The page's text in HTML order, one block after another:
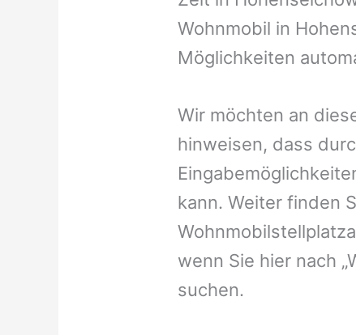
Wohnmobil in
Möglichkeiten
Wir möchten an
hinweisen, dass
kann. Weiter finden
wenn Sie hier nach
suchen.